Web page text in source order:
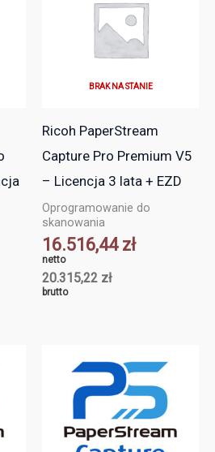
BRAK NA STANIE
Ricoh PaperStream
Capture Pro Premium V5
– Licencja 3 lata + EZD
Oprogramowanie do
skanowania
16.516,44 zł
netto
20.315,22 zł
brutto